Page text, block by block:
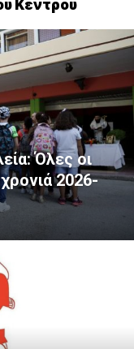
Κέντρου
Όλες οι
2026-